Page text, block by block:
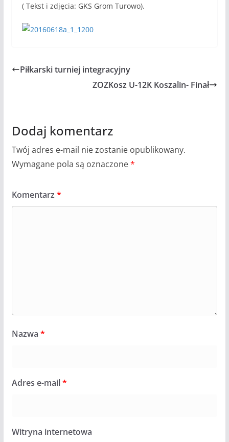
( Tekst i zdjęcia: GKS Grom Turowo).
Piłkarski turniej integracyjny
ZOZKosz U-12K Koszalin- Finał
Dodaj komentarz
Twój adres e-mail nie zostanie opublikowany.
Wymagane pola są oznaczone*
Komentarz *
Nazwa *
Adres e-mail*
Witryna internetowa